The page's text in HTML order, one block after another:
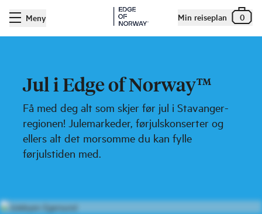
Meny Min reiseplan 0
Jul i Edge of Norway™
Få med deg alt som skjer før jul i Stavanger-
regionen! Julemarkeder, førjulskonserter og
ellers alt det morsomme du kan fylle
førjulstiden med.